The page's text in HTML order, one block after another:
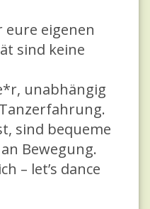
eure eigenen
sind keine
unabhängig
sind bequeme
Bewegung.
– let’s dance